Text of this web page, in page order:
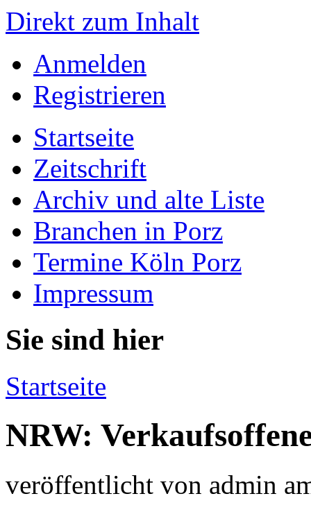
Direkt zum Inhalt
Anmelden
Registrieren
Startseite
Zeitschrift
Archiv und alte Liste
Branchen in Porz
Termine Köln Porz
Impressum
Sie sind hier
Startseite
NRW:
veröffentlicht von admin